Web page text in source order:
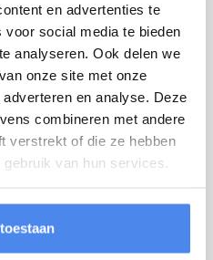
en advertenties te
social media te bieden
analyseren. Ook delen we
onze site met onze
en analyse. Deze
combineren met andere
verstrekt of die ze hebben
van hun services.
verstelbare Knott assen met
LED contourverlichting,
afneembare
en een verstelbare liersteun. De
Het chassis is geheel
gegalvaniseerd. Daarnaast
op voor de mogelijkheden en